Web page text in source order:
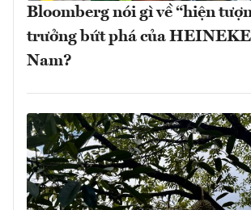
Bloomberg nói gì về “hiện
trưởng bứt phá của
Nam?